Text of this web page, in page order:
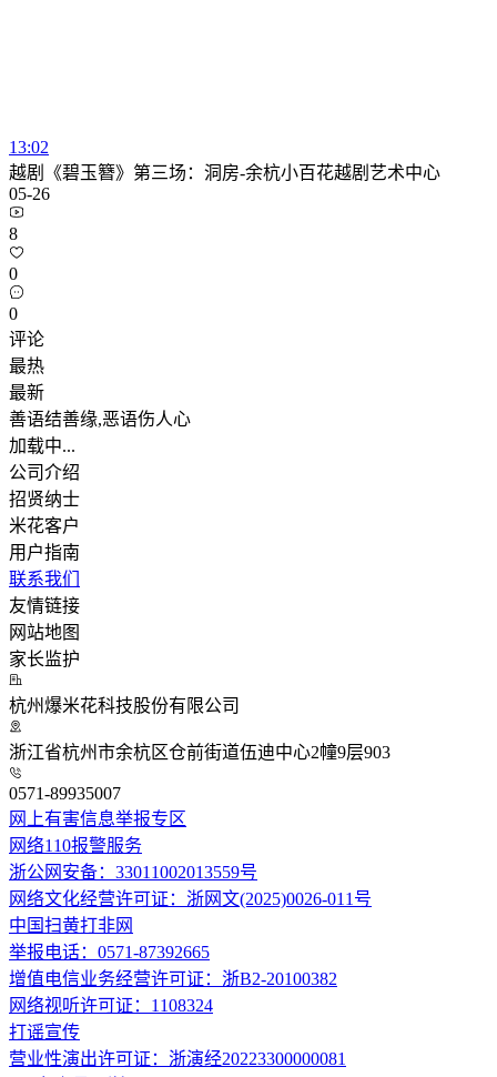
13:02
越剧《碧玉簪》第三场：洞房-余杭小百花越剧艺术中心
05-26
8
0
0
评论
最热
最新
善语结善缘,恶语伤人心
加载中...
公司介绍
招贤纳士
米花客户
用户指南
联系我们
友情链接
网站地图
家长监护
杭州爆米花科技股份有限公司
浙江省杭州市余杭区仓前街道伍迪中心2幢9层903
0571-89935007
网上有害信息举报专区
网络110报警服务
浙公网安备：33011002013559号
网络文化经营许可证：浙网文(2025)0026-011号
中国扫黄打非网
举报电话：0571-87392665
增值电信业务经营许可证：浙B2-20100382
网络视听许可证：1108324
打谣宣传
营业性演出许可证：浙演经20223300000081